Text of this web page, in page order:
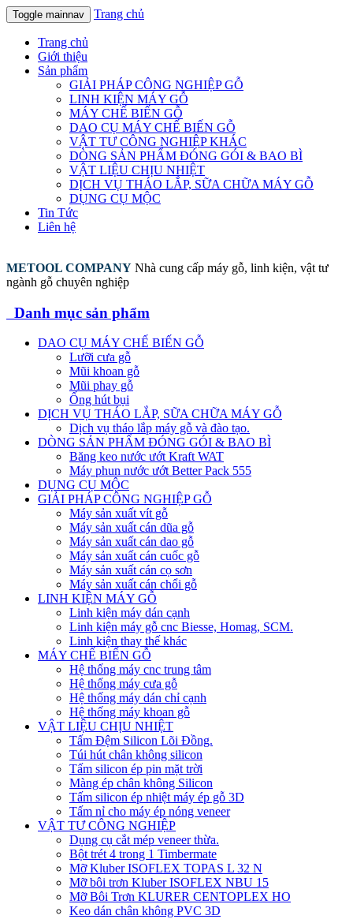
Toggle mainnav Trang chủ
Trang chủ
Giới thiệu
Sản phẩm
GIẢI PHÁP CÔNG NGHIỆP GỖ
LINH KIỆN MÁY GỖ
MÁY CHẾ BIẾN GỖ
DAO CỤ MÁY CHẾ BIẾN GỖ
VẬT TƯ CÔNG NGHIỆP KHÁC
DÒNG SẢN PHẨM ĐÓNG GÓI & BAO BÌ
VẬT LIỆU CHỊU NHIỆT
DỊCH VỤ THÁO LẮP, SỮA CHỮA MÁY GỖ
DỤNG CỤ MỘC
Tin Tức
Liên hệ
METOOL COMPANY Nhà cung cấp máy gỗ, linh kiện, vật tư
ngành gỗ chuyên nghiệp
Danh mục sản phẩm
DAO CỤ MÁY CHẾ BIẾN GỖ
Lưỡi cưa gỗ
Mũi khoan gỗ
Mũi phay gỗ
Ống hút bụi
DỊCH VỤ THÁO LẮP, SỮA CHỮA MÁY GỖ
Dịch vụ tháo lắp máy gỗ và đào tạo.
DÒNG SẢN PHẨM ĐÓNG GÓI & BAO BÌ
Băng keo nước ướt Kraft WAT
Máy phun nước ướt Better Pack 555
DỤNG CỤ MỘC
GIẢI PHÁP CÔNG NGHIỆP GỖ
Máy sản xuất vít gỗ
Máy sản xuất cán dũa gỗ
Máy sản xuất cán dao gỗ
Máy sản xuất cán cuốc gỗ
Máy sản xuất cán cọ sơn
Máy sản xuất cán chổi gỗ
LINH KIỆN MÁY GỖ
Linh kiện máy dán cạnh
Linh kiện máy gỗ cnc Biesse, Homag, SCM.
Linh kiện thay thế khác
MÁY CHẾ BIẾN GỖ
Hệ thống máy cnc trung tâm
Hệ thống máy cưa gỗ
Hệ thống máy dán chỉ cạnh
Hệ thống máy khoan gỗ
VẬT LIỆU CHỊU NHIỆT
Tấm Đệm Silicon Lõi Đồng.
Túi hút chân không silicon
Tấm silicon ép pin mặt trời
Màng ép chân không Silicon
Tấm silicon ép nhiệt máy ép gỗ 3D
Tấm nỉ cho máy ép nóng veneer
VẬT TƯ CÔNG NGHIỆP
Dụng cụ cắt mép veneer thừa.
Bột trét 4 trong 1 Timbermate
Mỡ Kluber ISOFLEX TOPAS L 32 N
Mỡ bôi trơn Kluber ISOFLEX NBU 15
Mỡ Bôi Trơn KLURER CENTOPLEX HO
Keo dán chân không PVC 3D